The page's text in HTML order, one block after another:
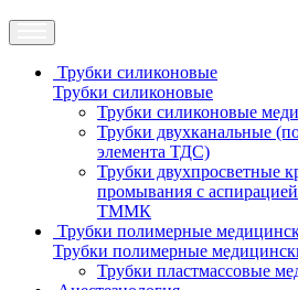
Трубки силиконовые
Трубки силиконовые
Трубки силиконовые
Трубки двухканальные
элемента ТДС)
Трубки двухпросветные
промывания с
ТММК
Трубки полимерные
Трубки полимерные
Трубки пластмассовые